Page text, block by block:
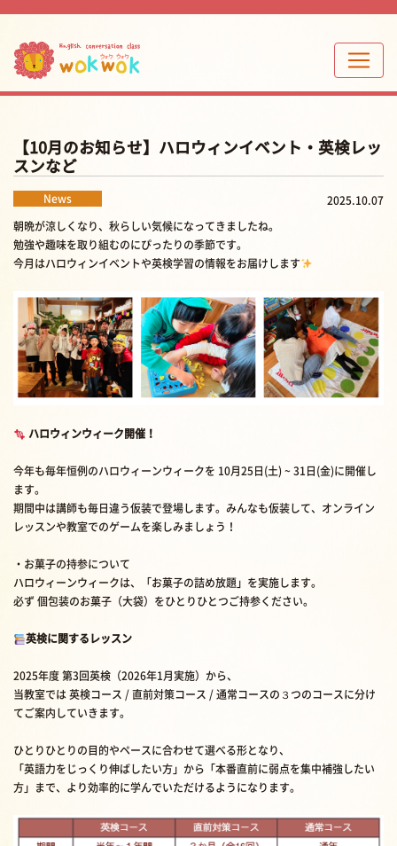
【10月のお知らせ】ハロウィンイベント・英検レッ
スンなど
News 2025.10.07
朝晩が涼しくなり、秋らしい気候になってきましたね。
勉強や趣味を取り組むのにぴったりの季節です。
今月はハロウィンイベントや英検学習の情報をお届けします
ハロウィンウィーク開催！
今年も毎年恒例のハロウィーンウィークを 10月25日(土) ~ 31日(金)に開催し
ます。
期間中は講師も毎日違う仮装で登場します。みんなも仮装して、オンライン
レッスンや教室でのゲームを楽しみましょう！
・お菓子の持参について
ハロウィーンウィークは、「お菓子の詰め放題」を実施します。
必ず 個包装のお菓子（大袋）をひとりひとつご持参ください。
英検に関するレッスン
2025年度 第3回英検（2026年1月実施）から、
当教室では 英検コース / 直前対策コース / 通常コースの３つのコースに分け
てご案内していきます。
ひとりひとりの目的やペースに合わせて選べる形となり、
「英語力をじっくり伸ばしたい方」から「本番直前に弱点を集中補強したい
方」まで、より効率的に学んでいただけるようになります。